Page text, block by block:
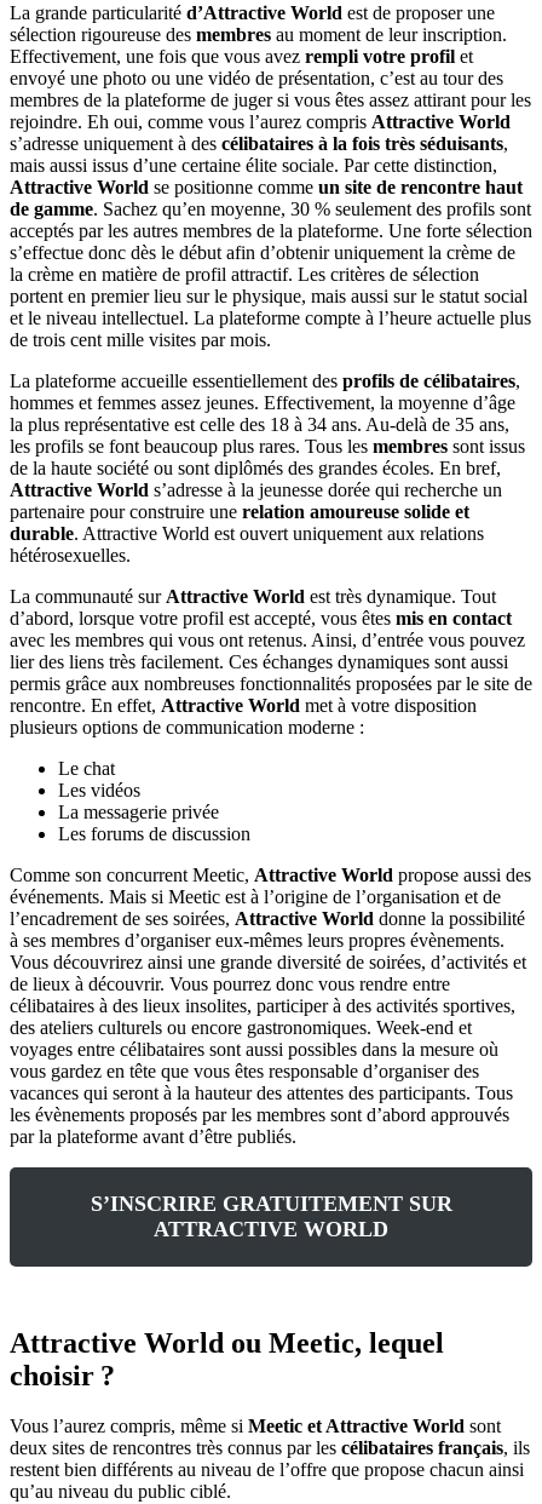
La grande particularité d’Attractive World est de proposer une
sélection rigoureuse des membres au moment de leur inscription.
Effectivement, une fois que vous avez rempli votre profil et
envoyé une photo ou une vidéo de présentation, c’est au tour des
membres de la plateforme de juger si vous êtes assez attirant pour les
rejoindre. Eh oui, comme vous l’aurez compris Attractive World
s’adresse uniquement à des célibataires à la fois très séduisants,
mais aussi issus d’une certaine élite sociale. Par cette distinction,
Attractive World se positionne comme un site de rencontre haut
de gamme. Sachez qu’en moyenne, 30 % seulement des profils sont
acceptés par les autres membres de la plateforme. Une forte sélection
s’effectue donc dès le début afin d’obtenir uniquement la crème de
la crème en matière de profil attractif. Les critères de sélection
portent en premier lieu sur le physique, mais aussi sur le statut social
et le niveau intellectuel. La plateforme compte à l’heure actuelle plus
de trois cent mille visites par mois.
La plateforme accueille essentiellement des profils de célibataires,
hommes et femmes assez jeunes. Effectivement, la moyenne d’âge
la plus représentative est celle des 18 à 34 ans. Au-delà de 35 ans,
les profils se font beaucoup plus rares. Tous les membres sont issus
de la haute société ou sont diplômés des grandes écoles. En bref,
Attractive World s’adresse à la jeunesse dorée qui recherche un
partenaire pour construire une relation amoureuse solide et
durable. Attractive World est ouvert uniquement aux relations
hétérosexuelles.
La communauté sur Attractive World est très dynamique. Tout
d’abord, lorsque votre profil est accepté, vous êtes mis en contact
avec les membres qui vous ont retenus. Ainsi, d’entrée vous pouvez
lier des liens très facilement. Ces échanges dynamiques sont aussi
permis grâce aux nombreuses fonctionnalités proposées par le site de
rencontre. En effet, Attractive World met à votre disposition
plusieurs options de communication moderne :
Le chat
Les vidéos
La messagerie privée
Les forums de discussion
Comme son concurrent Meetic, Attractive World propose aussi des
événements. Mais si Meetic est à l’origine de l’organisation et de
l’encadrement de ses soirées, Attractive World donne la possibilité
à ses membres d’organiser eux-mêmes leurs propres évènements.
Vous découvrirez ainsi une grande diversité de soirées, d’activités et
de lieux à découvrir. Vous pourrez donc vous rendre entre
célibataires à des lieux insolites, participer à des activités sportives,
des ateliers culturels ou encore gastronomiques. Week-end et
voyages entre célibataires sont aussi possibles dans la mesure où
vous gardez en tête que vous êtes responsable d’organiser des
vacances qui seront à la hauteur des attentes des participants. Tous
les évènements proposés par les membres sont d’abord approuvés
par la plateforme avant d’être publiés.
S’INSCRIRE GRATUITEMENT SUR
ATTRACTIVE WORLD
Attractive World ou Meetic, lequel
choisir ?
Vous l’aurez compris, même si Meetic et Attractive World sont
deux sites de rencontres très connus par les célibataires français, ils
restent bien différents au niveau de l’offre que propose chacun ainsi
qu’au niveau du public ciblé.